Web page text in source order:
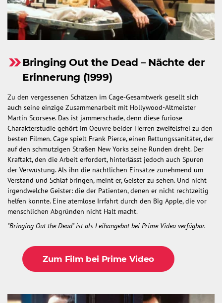
Bringing Out the Dead – Nächte der
Erinnerung (1999)
Zu den vergessenen Schätzen im Cage-Gesamtwerk gesellt sich
auch seine einzige Zusammenarbeit mit Hollywood-Altmeister
Martin Scorsese. Das ist jammerschade, denn diese furiose
Charakterstudie gehört im Oeuvre beider Herren zweifelsfrei zu den
besten Filmen. Cage spielt Frank Pierce, einen Rettungssanitäter, der
auf den schmutzigen Straßen New Yorks seine Runden dreht. Der
Kraftakt, den die Arbeit erfordert, hinterlässt jedoch auch Spuren
der Verwüstung. Als ihn die nächtlichen Einsätze zunehmend um
Verstand und Schlaf bringen, meint er, Geister zu sehen. Und nicht
irgendwelche Geister: die der Patienten, denen er nicht rechtzeitig
helfen konnte. Eine atemlose Irrfahrt durch den Big Apple, die vor
menschlichen Abgründen nicht Halt macht.
"Bringing Out the Dead" ist als Leihangebot bei Prime Video verfügbar.
Zum Film bei Prime Video